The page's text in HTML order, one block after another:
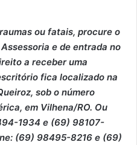
ou fatais, procure o
e de entrada no
a receber uma
fica localizado na
sob o número
em Vilhena/RO. Ou
1934 e (69) 98107-
(69) 98495-8216 e (69)